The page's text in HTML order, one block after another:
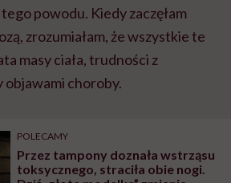
powodu. Kiedy zaczęłam
zrozumiałam, że wszystkie te
masy ciała, trudności z
objawami choroby.
POLECAMY
Przez tampony doznała wstrząsu
toksycznego, straciła obie nogi.